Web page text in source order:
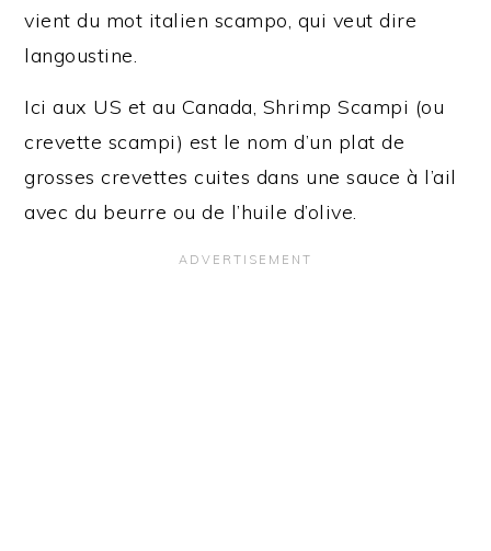
vient du mot italien scampo, qui veut dire
langoustine.
Ici aux US et au Canada, Shrimp Scampi (ou
crevette scampi) est le nom d’un plat de
grosses crevettes cuites dans une sauce à l’ail
avec du beurre ou de l’huile d’olive.